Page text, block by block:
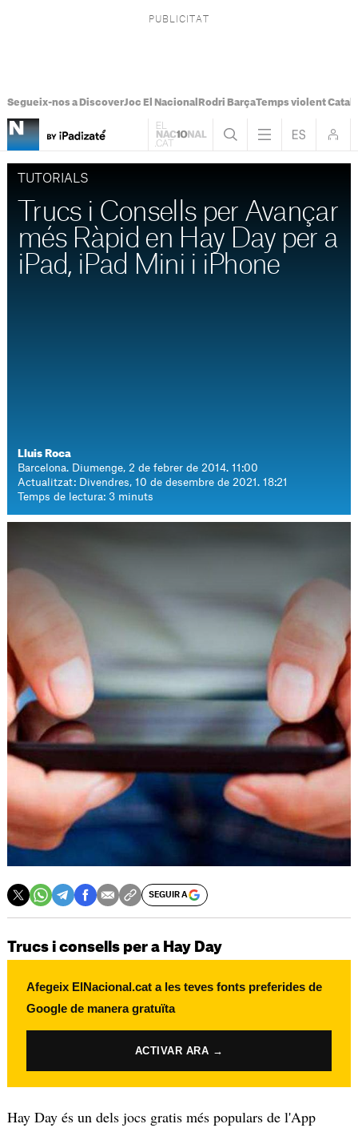
Segueix-nos a DiscoverJoc El Nacional Rodri BarçaTemps violent
TUTORIALS
Trucs i Consells per Avançar
més Ràpid en Hay Day per a
iPad, iPad Mini i iPhone
Lluis Roca
Barcelona. Diumenge, 2 de febrer de 2014. 11:00
Actualitzat: Divendres, 10 de desembre de 2021. 18:21
Temps de lectura: 3 minuts
SEGUIR A
Trucs i consells per a Hay Day
Afegeix ElNacional.cat a les teves fonts preferides de
Google de manera gratuïta
ACTIVAR ARA →
Hay Day és un dels jocs gratis més populars de l'App